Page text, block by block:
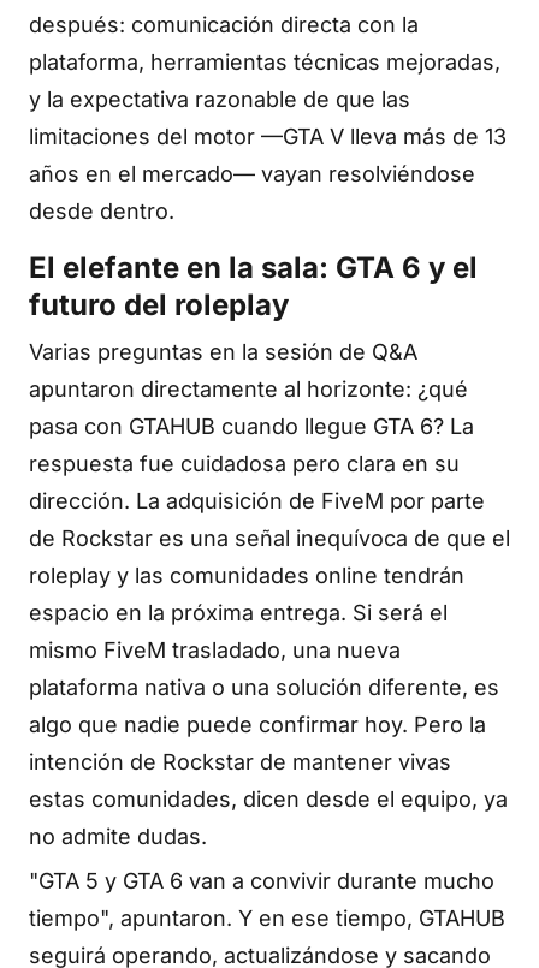
después: comunicación directa con la
plataforma, herramientas técnicas mejoradas,
y la expectativa razonable de que las
limitaciones del motor —GTA V lleva más de 13
años en el mercado— vayan resolviéndose
desde dentro.
El elefante en la sala: GTA 6 y el
futuro del roleplay
Varias preguntas en la sesión de Q&A
apuntaron directamente al horizonte: ¿qué
pasa con GTAHUB cuando llegue GTA 6? La
respuesta fue cuidadosa pero clara en su
dirección. La adquisición de FiveM por parte
de Rockstar es una señal inequívoca de que el
roleplay y las comunidades online tendrán
espacio en la próxima entrega. Si será el
mismo FiveM trasladado, una nueva
plataforma nativa o una solución diferente, es
algo que nadie puede confirmar hoy. Pero la
intención de Rockstar de mantener vivas
estas comunidades, dicen desde el equipo, ya
no admite dudas.
"GTA 5 y GTA 6 van a convivir durante mucho
tiempo", apuntaron. Y en ese tiempo, GTAHUB
seguirá operando, actualizándose y sacando